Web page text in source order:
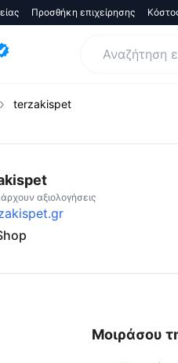
Προσθήκη επιχείρησης
terzakispet
αξιολογήσεις
Μοιράσου